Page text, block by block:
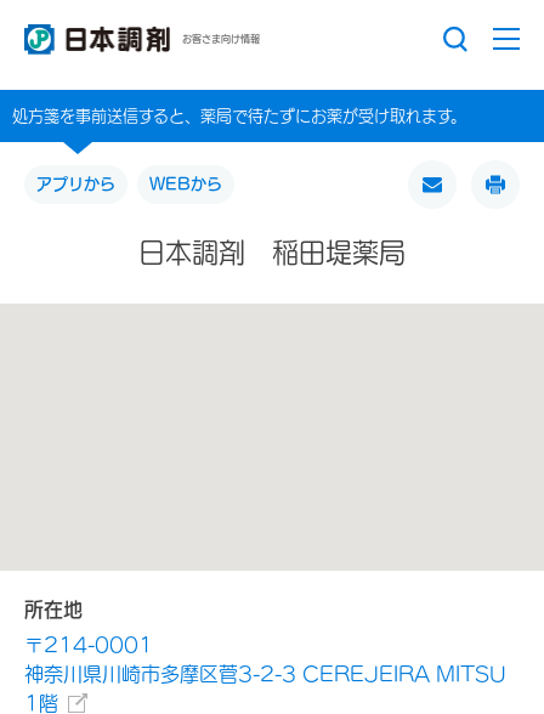
お客さま向け情報
処方箋を事前送信すると、薬局で待たずにお薬が受け取れます。
アプリから WEBから
日本調剤 稲田堤薬局
所在地
〒214-0001
神奈川県川崎市多摩区菅3-2-3 CEREJEIRA MITSU
1階